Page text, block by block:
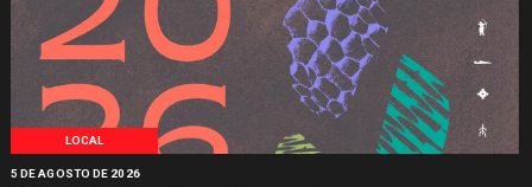
LOCAL
5 DE AGOSTO DE 2026